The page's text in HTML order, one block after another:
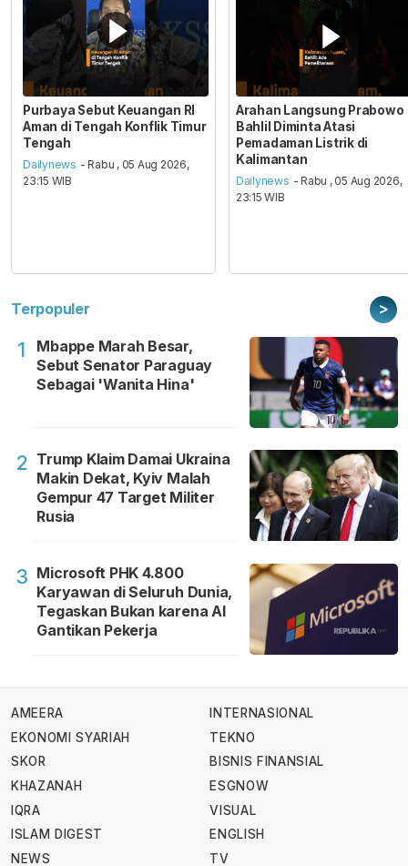
Purbaya Sebut Keuangan RI
Aman di Tengah Konflik Timur
Tengah
Dailynews - Rabu , 05 Aug 2026,
23:15 WIB
Arahan Langsung Prabowo
Bahlil Diminta Atasi
Pemadaman Listrik di
Kalimantan
Dailynews - Rabu , 05 Aug 2026,
23:15 WIB
Terpopuler >
1
Mbappe Marah Besar,
Sebut Senator Paraguay
Sebagai 'Wanita Hina'
2 Trump Klaim Damai Ukraina
Makin Dekat, Kyiv Malah
Gempur 47 Target Militer
Rusia
3 Microsoft PHK 4.800
Karyawan di Seluruh Dunia,
Tegaskan Bukan karena AI
Gantikan Pekerja
AMEERA
EKONOMI SYARIAH
SKOR
KHAZANAH
IQRA
ISLAM DIGEST
NEWS
INTERNASIONAL
TEKNO
BISNIS FINANSIAL
ESGNOW
VISUAL
ENGLISH
TV